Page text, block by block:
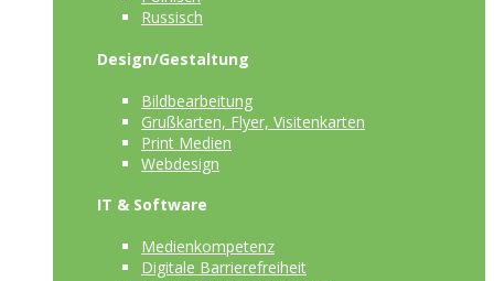
Russisch
Design/Gestaltung
Bildbearbeitung
Grußkarten, Flyer, Visitenkarten
Print Medien
Webdesign
IT & Software
Medienkompetenz
Digitale Barrierefreiheit